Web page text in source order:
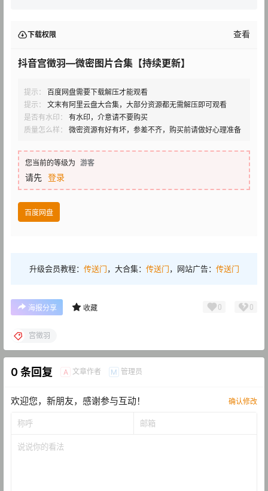
下载权限 查看
抖音宫徵羽—微密图片合集【持续更新】
提示：
百度网盘需要下载解压才能观看
提示：
文末有阿里云盘大合集，大部分资源都无需解压即可观看
是否有水印：
有水印，介意请不要购买
质量怎么样：
微密资源有好有坏，参差不齐，购买前请做好心理准备
您当前的等级为 游客
请先 登录
百度网盘
升级会员教程： 传送门，大合集： 传送门，网站广告： 传送门
海报分享 收藏 0 0
宫徵羽
0 条回复 A 文章作者 M 管理员
欢迎您，新朋友，感谢参与互动！ 确认修改